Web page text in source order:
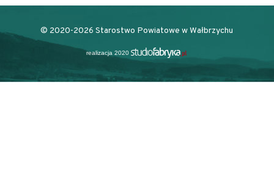
© 2020-2026 Starostwo Powiatowe w Wałbrzychu
realizacja 2020